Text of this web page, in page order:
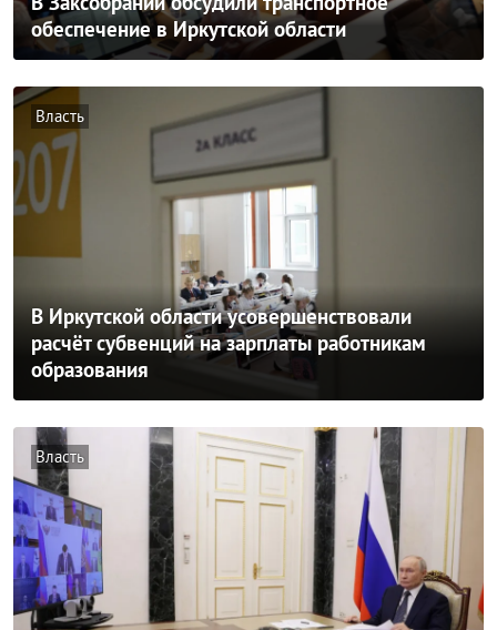
обеспечение в Иркутской области
Власть
В Иркутской области усовершенствовали
расчёт субвенций на зарплаты работникам
образования
Власть